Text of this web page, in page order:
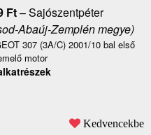
Ft–Sajószentpéter
Abaúj-Zemplén megye)
307 (3A/C) 2001/10 bal első
motor
Kedvencekbe